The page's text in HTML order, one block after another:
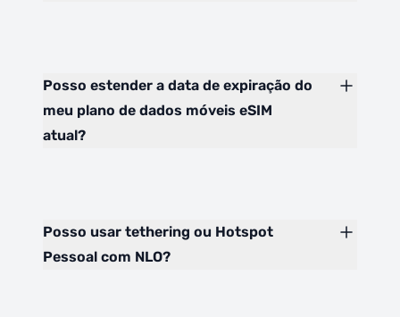
Posso estender a data de expiração do
meu plano de dados móveis eSIM
atual?
Posso usar tethering ou Hotspot
Pessoal com NLO?